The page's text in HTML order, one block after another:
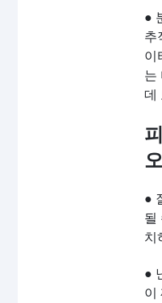
●
추
이
는
데
●
될
치
●
이